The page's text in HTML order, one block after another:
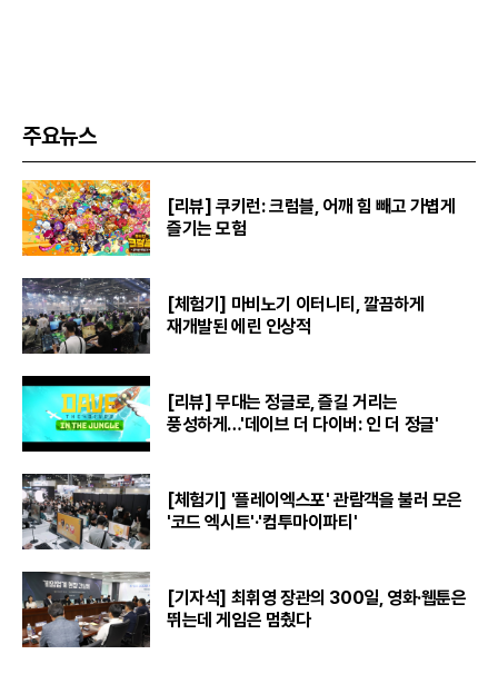
주요뉴스
[리뷰] 쿠키런: 크럼블, 어깨 힘 빼고 가볍게
즐기는 모험
[체험기] 마비노기 이터니티, 깔끔하게
재개발된 에린 인상적
[리뷰] 무대는 정글로, 즐길 거리는
풍성하게…'데이브 더 다이버: 인 더 정글'
[체험기] '플레이엑스포' 관람객을 불러 모은
'코드 엑시트'·'컴투마이파티'
[기자석] 최휘영 장관의 300일, 영화·웹툰은
뛰는데 게임은 멈췄다